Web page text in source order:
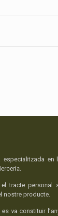
especialitzada en
el tracte
nostre producte.
es va constituir